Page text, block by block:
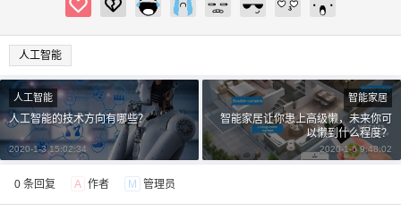
人工智能
人工智能
人工智能的技术方向有哪些？
2020-1-3 15:02:34
智能家居
智能家居让你患上高级懒，未来你可
以懒到什么程度？
2020-1-6 9:48:02
0 条回复 A 作者 M 管理员